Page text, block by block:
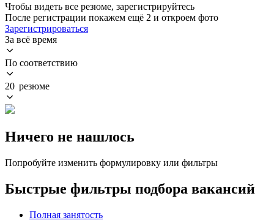
Чтобы видеть все резюме, зарегистрируйтесь
После регистрации покажем ещё 2 и откроем фото
Зарегистрироваться
За всё время
По соответствию
20 резюме
Ничего не нашлось
Попробуйте изменить формулировку или фильтры
Быстрые фильтры подбора вакансий
Полная занятость